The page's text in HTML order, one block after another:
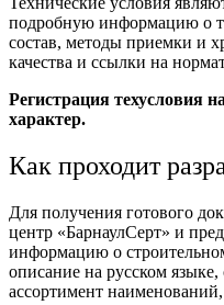
подробную информацию о
состав, методы приемки и
качества и ссылки на
Регистрация техусловия
характер.
Как проходит
Для получения готового
центр «БарнаулСерт» и
информацию о
описание на русском
ассортимент